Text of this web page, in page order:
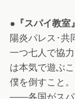
●『スパイ教室』
陽炎パレス･共
一つ七人で協
は本気で遊ぶ
僕を倒すこと。